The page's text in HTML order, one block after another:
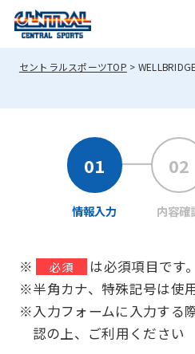
セントラルスポーツTOP
情報入力 内容確
※ 必須
は必須項目です。
※半角カナ、特殊記号は使
※入力フォームに入力する
認の上、ご利用ください